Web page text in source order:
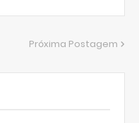
Próxima Postagem